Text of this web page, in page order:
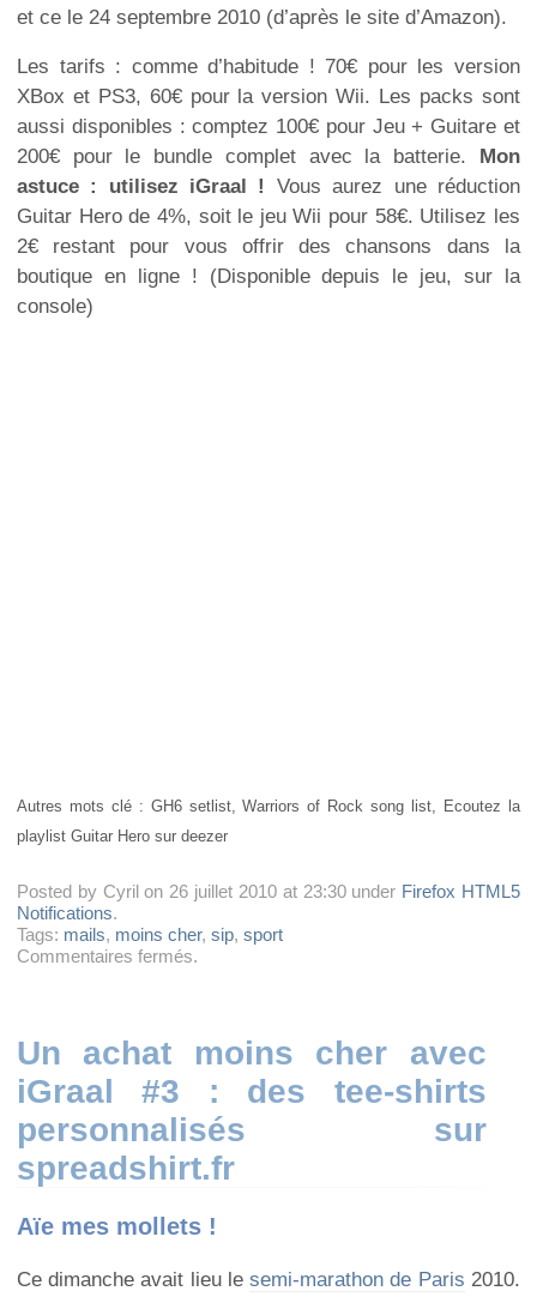
et ce le 24 septembre 2010 (d’après le site d’Amazon).
Les tarifs : comme d’habitude ! 70€ pour les version
XBox et PS3, 60€ pour la version Wii. Les packs sont
aussi disponibles : comptez 100€ pour Jeu + Guitare et
200€ pour le bundle complet avec la batterie.
Mon
astuce : utilisez iGraal !
Vous aurez une réduction
Guitar Hero de 4%, soit le jeu Wii pour 58€. Utilisez les
2€ restant pour vous offrir des chansons dans la
boutique en ligne ! (Disponible depuis le jeu, sur la
console)
Autres mots clé : GH6 setlist, Warriors of Rock song list, Ecoutez la
playlist Guitar Hero sur deezer
Posted by Cyril on 26 juillet 2010 at 23:30 under Firefox HTML5
Notifications.
Tags: mails, moins cher, sip, sport
Commentaires fermés
Warriors
rock
.
Un achat moins cher avec
iGraal #3 : des tee-shirts
personnalisés sur
spreadshirt.fr
Aïe mes mollets !
Ce dimanche avait lieu lesemi-marathon de Paris 2010.